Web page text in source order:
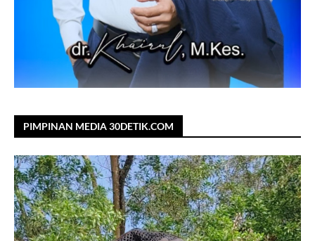
PIMPINAN MEDIA 30DETIK.COM